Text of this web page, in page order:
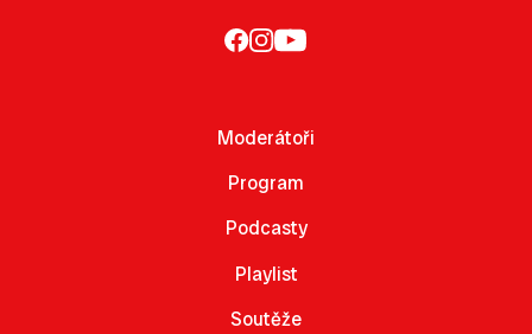
Moderátoři
Program
Podcasty
Playlist
Soutěže